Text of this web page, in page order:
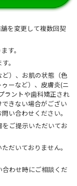
を変更して複数回契
す。
。
）、お肌の状態（色
ーなど）、皮膚炎(ニ
ラントや歯科矯正され
きない場合がござい
い合わせください。
ご提示いただいてお
だいておりません。
わせ時にご相談くだ